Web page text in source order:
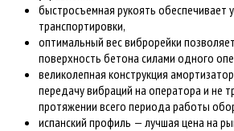
быстросъемная рукоять обеспечивает
транспортировки,
оптимальный вес виброрейки
поверхность бетона силами одного
великолепная конструкция
передачу вибраций на оператора и не
протяжении всего периода работы
испанский профиль — лучшая цена на